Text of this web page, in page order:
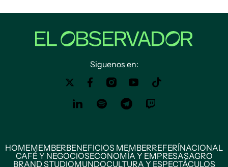
Siguenos en:
HOMEMEMBERBENEFICIOS MEMBERREFERÍNACIONAL
CAFÉ Y NEGOCIOSECONOMÍA Y EMPRESASAGRO
BRAND STUDIOMUNDOCULTURA Y ESPECTÁCULOS